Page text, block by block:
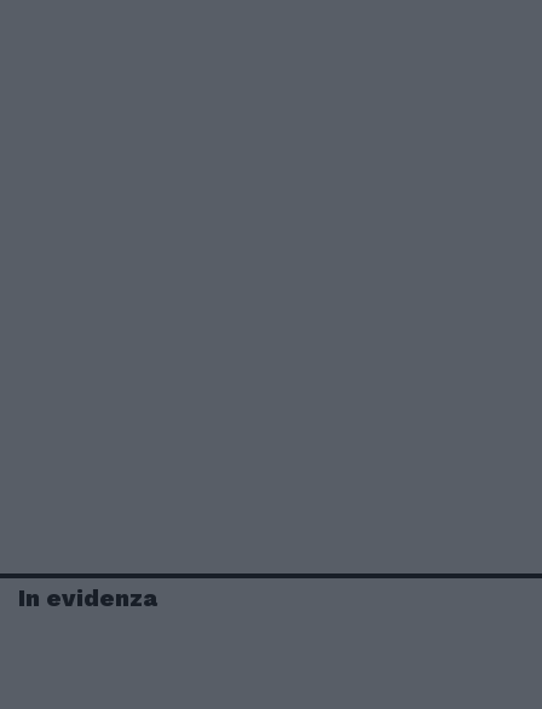
In evidenza